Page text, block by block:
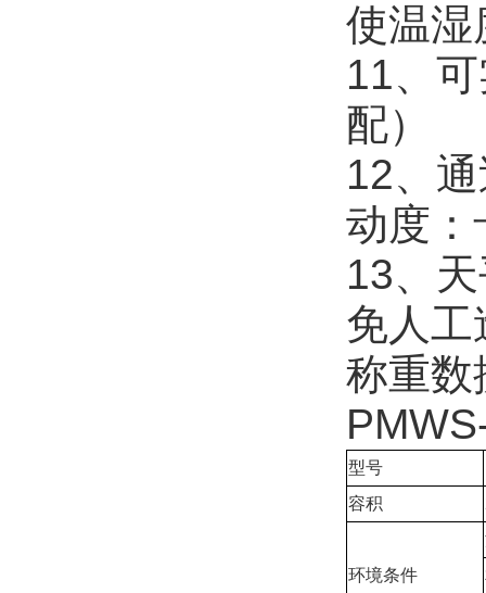
使温湿
11、
配）
12、
动度：
13、
免人工
称重数
型号
容积
环境条件